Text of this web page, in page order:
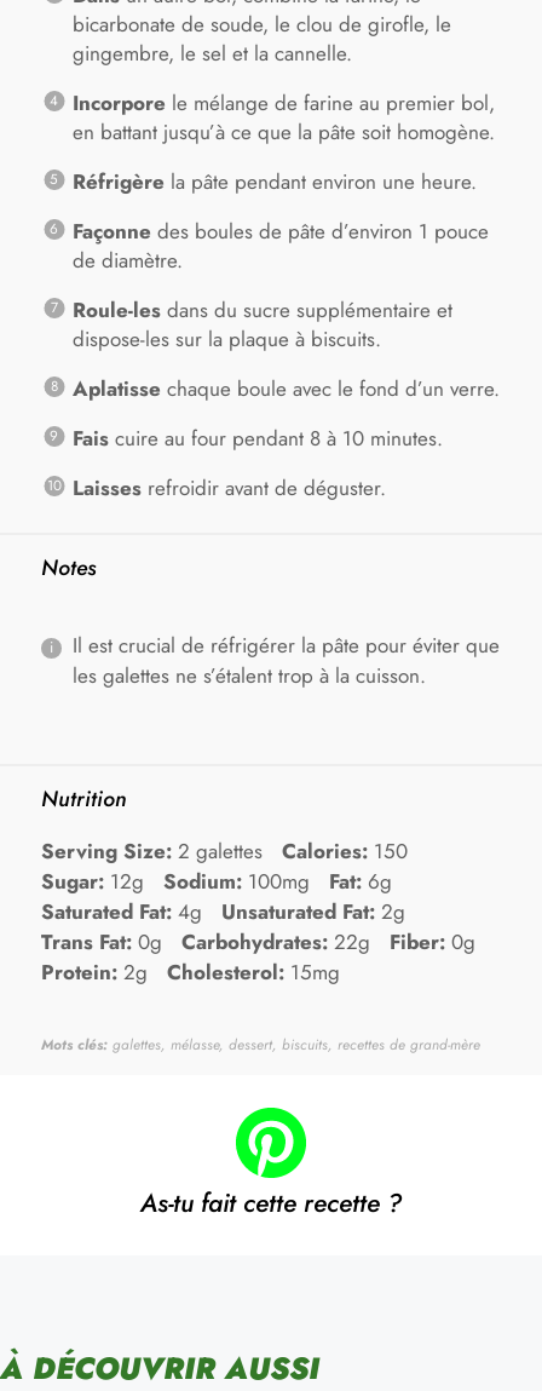
bicarbonate de soude, le clou de girofle, le
gingembre, le sel et la cannelle.
Incorpore le mélange de farine au premier bol,
en battant jusqu’à ce que la pâte soit homogène.
Réfrigère la pâte pendant environ une heure.
Façonne des boules de pâte d’environ 1 pouce
de diamètre.
Roule-lesdans du sucre supplémentaire et
dispose-les sur la plaque à biscuits.
Aplatisse chaque boule avec le fond d’un verre.
Faiscuire au four pendant 8 à 10 minutes.
Laissesrefroidir avant de déguster.
Notes
Il est crucial de réfrigérer la pâte pour éviter que
les galettes ne s’étalent trop à la cuisson.
Nutrition
Serving Size: 2 galettes Calories: 150
Sugar: 12g Sodium: 100mg Fat: 6g
Saturated Fat: 4g Unsaturated Fat: 2g
Trans Fat: 0g Carbohydrates: 22g Fiber: 0g
Protein: 2g Cholesterol: 15mg
Mots clés: galettes, mélasse, dessert, biscuits, recettes de grand-mère
As-tu fait cette recette ?
À DÉCOUVRIR AUSSI